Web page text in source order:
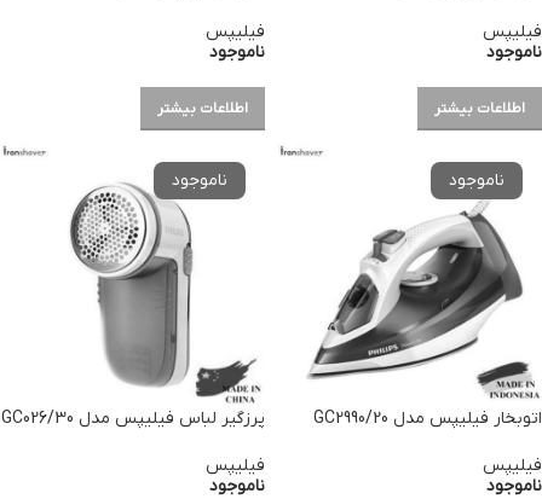
فیلیپس
ناموجود
اطلاعات بیشتر
فیلیپس
ناموجود
اطلاعات بیشتر
اتوبخار فیلیپس مدل GC2990/20
فیلیپس
ناموجود
پرزگیر لباس فیلیپس مدل GC026/30
فیلیپس
ناموجود